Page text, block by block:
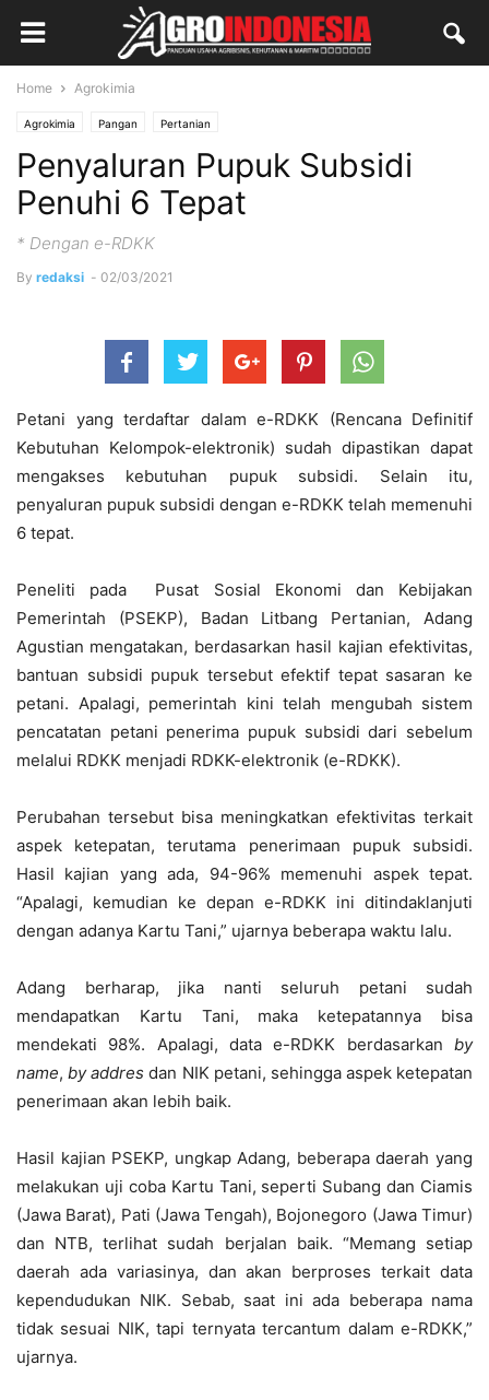
Home Agrokimia
Agrokimia Pangan Pertanian
Penyaluran Pupuk Subsidi
Penuhi 6 Tepat
* Dengan e-RDKK
By redaksi - 02/03/2021
Petani yang terdaftar dalam e-RDKK (Rencana Definitif
Kebutuhan Kelompok-elektronik) sudah dipastikan dapat
mengakses kebutuhan pupuk subsidi. Selain itu,
penyaluran pupuk subsidi dengan e-RDKK telah memenuhi
6 tepat.
Peneliti pada Pusat Sosial Ekonomi dan Kebijakan
Pemerintah (PSEKP), Badan Litbang Pertanian, Adang
Agustian mengatakan, berdasarkan hasil kajian efektivitas,
bantuan subsidi pupuk tersebut efektif tepat sasaran ke
petani. Apalagi, pemerintah kini telah mengubah sistem
pencatatan petani penerima pupuk subsidi dari sebelum
melalui RDKK menjadi RDKK-elektronik (e-RDKK).
Perubahan tersebut bisa meningkatkan efektivitas terkait
aspek ketepatan, terutama penerimaan pupuk subsidi.
Hasil kajian yang ada, 94-96% memenuhi aspek tepat.
“Apalagi, kemudian ke depan e-RDKK ini ditindaklanjuti
dengan adanya Kartu Tani,” ujarnya beberapa waktu lalu.
Adang berharap, jika nanti seluruh petani sudah
mendapatkan Kartu Tani, maka ketepatannya bisa
mendekati 98%. Apalagi, data e-RDKK berdasarkan by
name, by addres dan NIK petani, sehingga aspek ketepatan
penerimaan akan lebih baik.
Hasil kajian PSEKP, ungkap Adang, beberapa daerah yang
melakukan uji coba Kartu Tani, seperti Subang dan Ciamis
(Jawa Barat), Pati (Jawa Tengah), Bojonegoro (Jawa Timur)
dan NTB, terlihat sudah berjalan baik. “Memang setiap
daerah ada variasinya, dan akan berproses terkait data
kependudukan NIK. Sebab, saat ini ada beberapa nama
tidak sesuai NIK, tapi ternyata tercantum dalam e-RDKK,”
ujarnya.